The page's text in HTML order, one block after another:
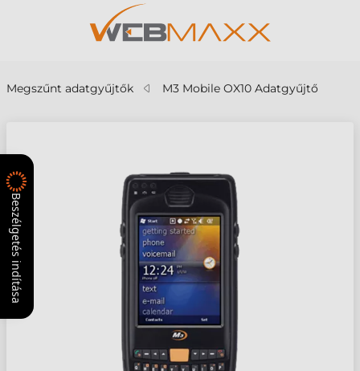
Megszűnt adatgyűjtők M3 Mobile OX10 Adatgyűjtő
Beszélgetés indítása